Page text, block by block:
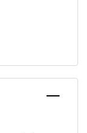
besoins